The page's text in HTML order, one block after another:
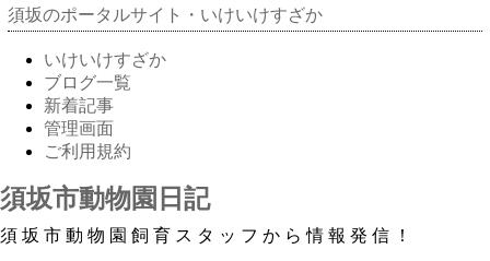
須坂のポータルサイト・いけいけすざか
いけいけすざか
ブログ一覧
新着記事
管理画面
ご利用規約
須坂市動物園日記
須坂市動物園飼育スタッフから情報発信！